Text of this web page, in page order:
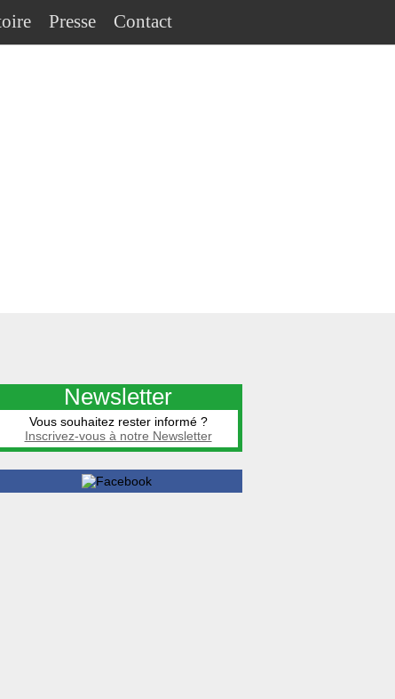
Presse Contact
Newsletter
Vous souhaitez rester informé ?
Inscrivez-vous à notre Newsletter